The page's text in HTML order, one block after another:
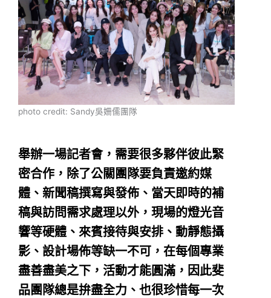
photo credit: Sandy吳姍儒團隊
舉辦一場記者會，需要很多夥伴彼此緊
密合作，除了公關團隊要負責邀約媒
體、新聞稿撰寫與發佈、當天即時的補
稿與訪問需求處理以外，現場的燈光音
響等硬體、來賓接待與安排、動靜態攝
影、設計場佈等缺一不可，在每個專業
盡善盡美之下，活動才能圓滿，因此斐
品團隊總是拚盡全力、也很珍惜每一次